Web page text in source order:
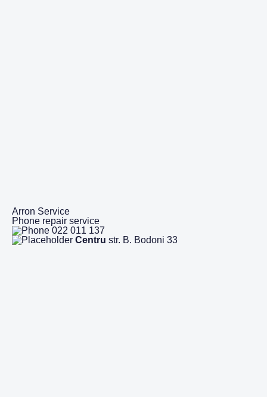
Arron Service
Phone repair service
022 011 137
Centru str. B. Bodoni 33